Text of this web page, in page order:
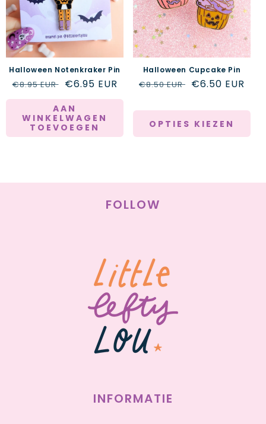
Halloween Notenkraker Pin
Normale
prijs
€8.95 EUR Aanbiedingsprijs
€6.95 EUR
AAN
WINKELWAGEN
TOEVOEGEN
Halloween Cupcake Pin
Normale
€8.50 EUR €6.50 EUR
OPTIES KIEZEN
FOLLOW
INFORMATIE